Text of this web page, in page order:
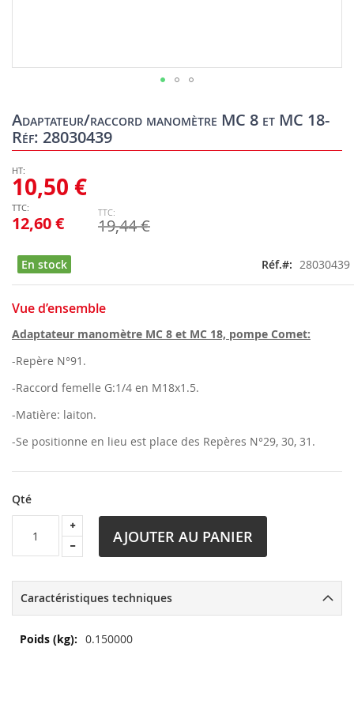
Adaptateur/raccord manomètre MC 8 et MC 18-
Réf: 28030439
12,60 €
10,50 €
19,44 €
En stock Réf. 28030439
Vue d’ensemble
Adaptateur manomètre MC 8 et MC 18, pompe Comet:
-Repère N°91.
-Raccord femelle G:1/4 en M18x1.5.
-Matière: laiton.
-Se positionne en lieu est place des Repères N°29, 30, 31.
Qté
AJOUTER AU PANIER
to
the
beginning
the
images
gallery
Caractéristiques techniques
Plus
0.150000